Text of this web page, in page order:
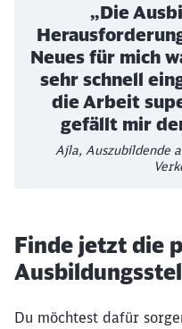
„Die
Neues für mich
sehr schnell
die Arbeit
gefällt mir
Ajla, Auszubildende
Finde jetzt die
Du möchtest dafür